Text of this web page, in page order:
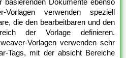
Dokumente ebenso
Vorlagen verwenden speziell
die den bearbeitbaren und den
der Vorlage definieren.
Vorlagen verwenden sehr
Tags, mit der absicht Bereiche